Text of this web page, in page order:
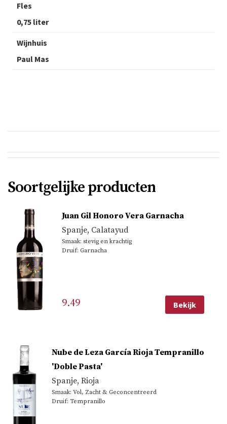
Fles
0,75 liter
Wijnhuis
Paul Mas
Soortgelijke producten
Juan Gil Honoro Vera Garnacha
Spanje, Calatayud
Smaak: stevig en krachtig
Druif: Garnacha
9.49 Bekijk
Nube de Leza García Rioja Tempranillo
'Doble Pasta'
Spanje, Rioja
Smaak: Vol, Zacht & Geconcentreerd
Druif: Tempranillo